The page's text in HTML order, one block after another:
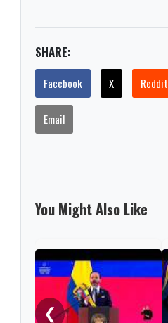
SHARE:
Facebook X Reddit
Email
You Might Also Like
❮